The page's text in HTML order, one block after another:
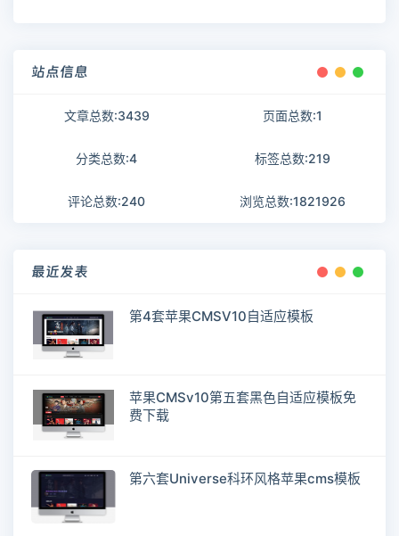
站点信息
文章总数:3439 页面总数:1
分类总数:4 标签总数:219
评论总数:240 浏览总数:1821926
最近发表
第4套苹果CMSV10自适应模板
苹果CMSv10第五套黑色自适应模板免
费下载
第六套Universe科环风格苹果cms模板